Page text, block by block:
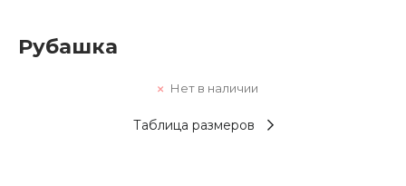
Рубашка
Нет в наличии
Таблица размеров